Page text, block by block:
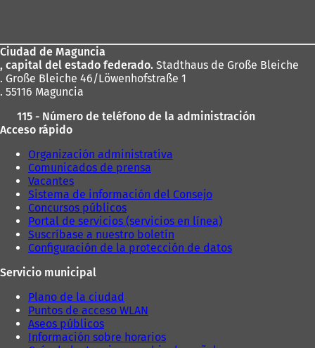
pies
Ciudad de Maguncia
, capital del estado federado. Stadthaus de Große Bleiche
. Große Bleiche 46/Löwenhofstraße 1
. 55116 Maguncia
115 - Número de teléfono de la administración
Acceso rápido
Organización administrativa
Comunicados de prensa
Vacantes
Sistema de información del Consejo
Concursos públicos
Portal de servicios (servicios en línea)
Suscríbase a nuestro boletín
Configuración de la protección de datos
Servicio municipal
Plano de la ciudad
Puntos de acceso WLAN
Aseos públicos
Información sobre horarios